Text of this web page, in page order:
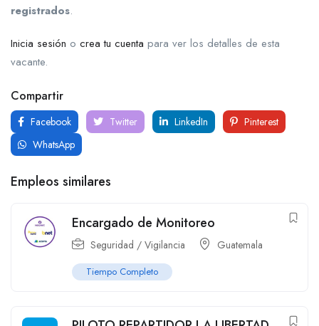
registrados.
Inicia sesión o crea tu cuenta para ver los detalles de esta
vacante.
Compartir
Facebook Twitter LinkedIn
Pinterest
WhatsApp
Empleos similares
Encargado de Monitoreo
Seguridad / Vigilancia Guatemala
Tiempo Completo